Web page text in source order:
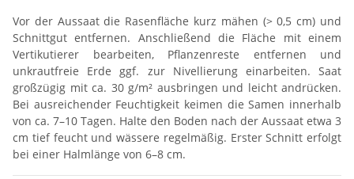
Vor der Aussaat die Rasenfläche kurz mähen (> 0,5 cm) und
Schnittgut entfernen. Anschließend die Fläche mit einem
Vertikutierer bearbeiten, Pflanzenreste entfernen und
unkrautfreie Erde ggf. zur Nivellierung einarbeiten. Saat
großzügig mit ca. 30 g/m² ausbringen und leicht andrücken.
Bei ausreichender Feuchtigkeit keimen die Samen innerhalb
von ca. 7–10 Tagen. Halte den Boden nach der Aussaat etwa 3
cm tief feucht und wässere regelmäßig. Erster Schnitt erfolgt
bei einer Halmlänge von 6–8 cm.